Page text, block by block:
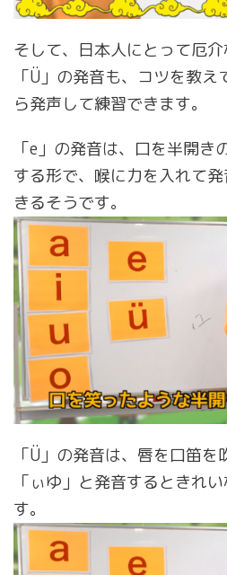
そして、日本人にとって厄
「Ü」の発音も、コツを教
ら発声して練習できます。
「e」の発音は、口を半開き
する形で、喉に力を入れて
きるそうです。
「Ü」の発音は、唇を口笛
「ぃゆ」と発音するときれ
す。